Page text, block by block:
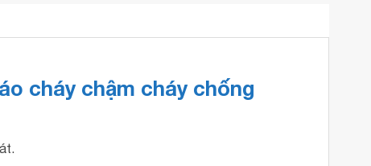
cháy chậm cháy chống